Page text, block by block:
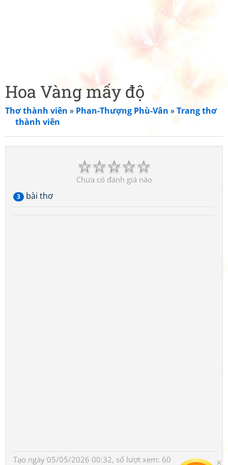
Hoa Vàng mấy độ
Thơ thành viên » Phan-Thượng Phù-Vân »Trang thơ
thành viên
☆
☆
☆
☆
☆
Chưa có đánh giá nào
3 bài thơ
Tạo ngày 05/05/2026 00:32, số lượt xem: 60